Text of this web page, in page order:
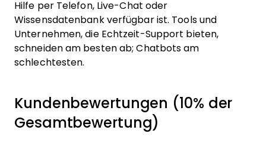
Hilfe per Telefon, Live-Chat oder
Wissensdatenbank verfügbar ist. Tools und
Unternehmen, die Echtzeit-Support bieten,
schneiden am besten ab; Chatbots am
schlechtesten.
Kundenbewertungen (10% der
Gesamtbewertung)